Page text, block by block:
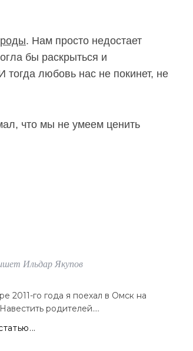
. Нам просто недостает
бы раскрыться и
тогда любовь нас не покинет, не
что мы не умеем ценить
Ильдар Якупов
2011-го года я поехал в Омск на
родителей....